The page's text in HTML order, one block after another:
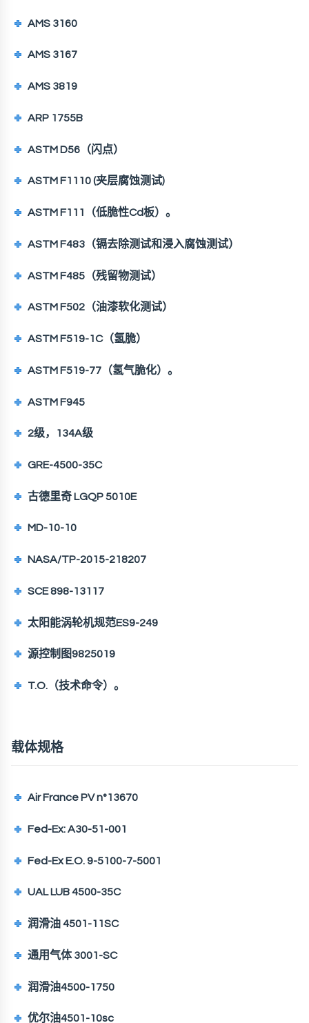
AMS 3160
AMS 3167
AMS 3819
ARP 1755B
ASTM D56（闪点）
ASTM F1110 (夹层腐蚀测试)
ASTM F111（低脆性Cd板）。
ASTM F483（镉去除测试和浸入腐蚀测试）
ASTM F485（残留物测试）
ASTM F502（油漆软化测试）
ASTM F519-1C（氢脆）
ASTM F519-77（氢气脆化）。
ASTM F945
2级，134A级
GRE-4500-35C
古德里奇 LGQP 5010E
MD-10-10
NASA/TP-2015-218207
SCE 898-13117
太阳能涡轮机规范ES9-249
源控制图9825019
T.O.（技术命令）。
载体规格
Air France PV n°13670
Fed-Ex: A30-51-001
Fed-Ex E.O. 9-5100-7-5001
UAL LUB 4500-35C
润滑油 4501-11SC
通用气体 3001-SC
润滑油4500-1750
优尔油4501-10sc